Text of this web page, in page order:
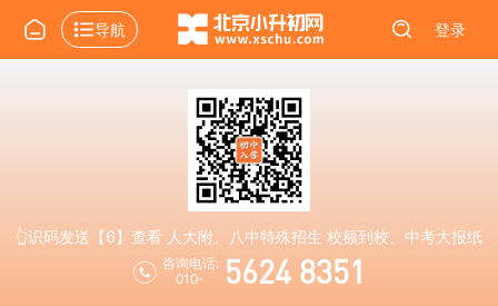
导航 登录
👆识码发送【6】查看 人大附、八中特殊招生 校额到校、中考大报纸
咨询电话:
010-
5624 8351